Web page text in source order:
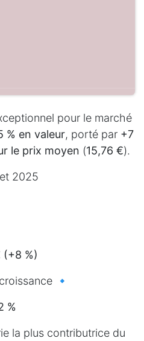
pour le marché
% en valeur, porté par +7
le prix moyen (15,76 €).
2025
(+8 %)
🔹
%
la plus contributrice du